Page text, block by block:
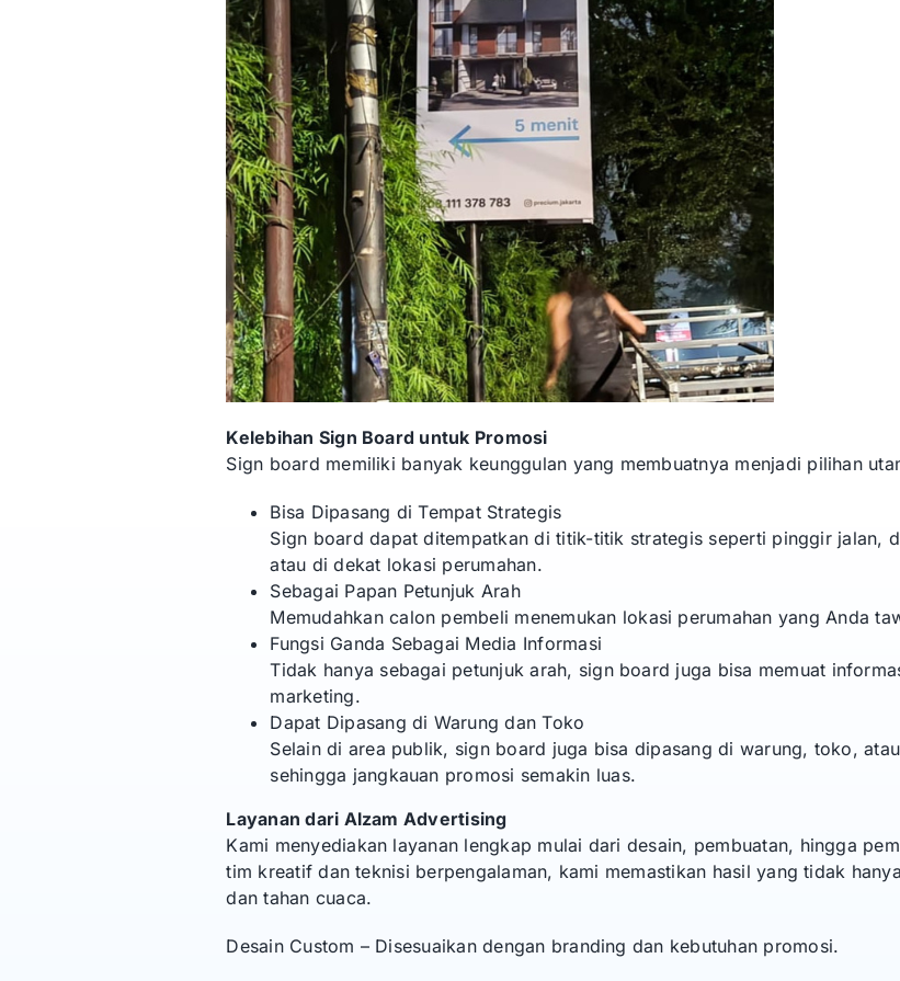
Kelebihan Sign Board untuk Promosi
Sign board memiliki banyak keunggulan yang membuatnya menjadi pilihan
Bisa Dipasang di Tempat Strategis
Sign board dapat ditempatkan di titik-titik strategis seperti pinggir jalan,
atau di dekat lokasi perumahan.
Sebagai Papan Petunjuk Arah
Memudahkan calon pembeli menemukan lokasi perumahan yang Anda
Fungsi Ganda Sebagai Media Informasi
Tidak hanya sebagai petunjuk arah, sign board juga bisa memuat
marketing.
Dapat Dipasang di Warung dan Toko
Selain di area publik, sign board juga bisa dipasang di warung, toko,
sehingga jangkauan promosi semakin luas.
Layanan dari Alzam Advertising
Kami menyediakan layanan lengkap mulai dari desain, pembuatan, hingga
tim kreatif dan teknisi berpengalaman, kami memastikan hasil yang tidak
dan tahan cuaca.
Desain Custom – Disesuaikan dengan branding dan kebutuhan promosi.